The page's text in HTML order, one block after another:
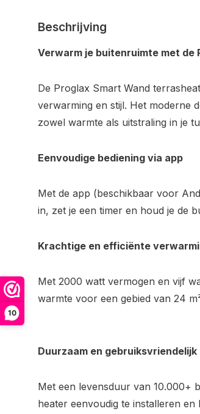
10
Beschrijving
Verwarm je buitenruimte met
De Proglax Smart Wand
verwarming en stijl. Het moderne
zowel warmte als uitstraling in je
Eenvoudige bediening via app
Met de app (beschikbaar voor
in, zet je een timer en houd je de
Krachtige en efficiënte
Met 2000 watt vermogen en vijf
warmte voor een gebied van 24
Duurzaam en gebruiksvriendelijk
Met een levensduur van 10.000+
heater eenvoudig te installeren